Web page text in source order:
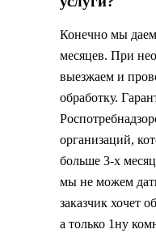
Конечно мы
месяцев. При
выезжаем и
обработку.
организаций,
больше 3-х
мы не можем
заказчик хочет
а только 1ну